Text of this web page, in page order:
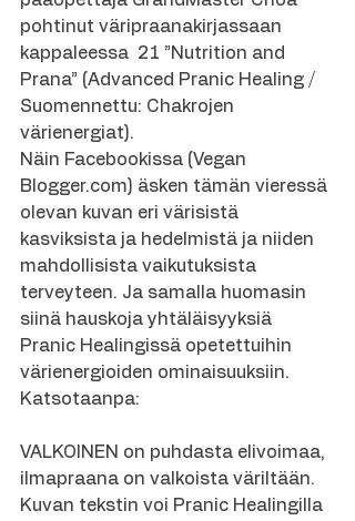
pohtinut väripraanakirjassaan
kappaleessa  21 ”Nutrition and
Prana” (Advanced Pranic Healing /
Suomennettu: Chakrojen
värienergiat).
Näin Facebookissa (Vegan
Blogger.com) äsken tämän vieressä
olevan kuvan eri värisistä
kasviksista ja hedelmistä ja niiden
mahdollisista vaikutuksista
terveyteen. Ja samalla huomasin
siinä hauskoja yhtäläisyyksiä
Pranic Healingissä opetettuihin
värienergioiden ominaisuuksiin.
Katsotaanpa:
VALKOINEN on puhdasta elivoimaa,
ilmapraana on valkoista väriltään.
Kuvan tekstin voi Pranic Healingilla